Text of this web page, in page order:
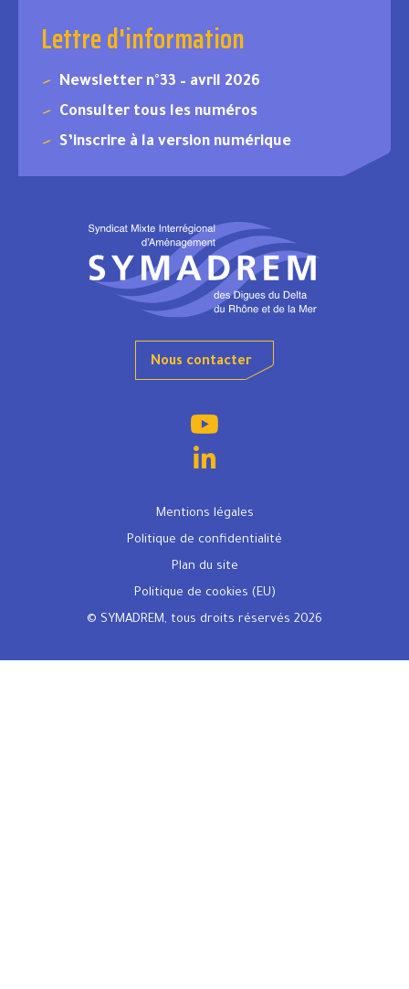
Lettre d'information
Newsletter n°33 – avril 2026
Consulter tous les numéros
S’inscrire à la version numérique
Nous contacter
Mentions légales
Politique de confidentialité
Plan du site
Politique de cookies (EU)
© SYMADREM, tous droits réservés 2026